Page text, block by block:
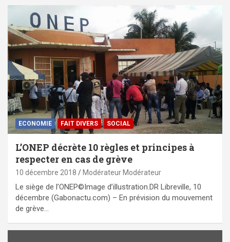
ECONOMIE FAIT DIVERS SOCIAL
L’ONEP décrète 10 règles et principes à
respecter en cas de grève
10 décembre 2018 Modérateur Modérateur
Le siège de l’ONEP©Image d’illustration.DR Libreville, 10
décembre (Gabonactu.com) – En prévision du mouvement
de grève…